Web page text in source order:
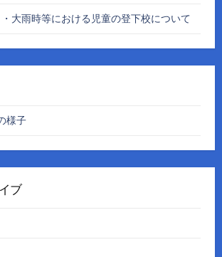
大雨時等における児童の登下校について
様子
ブ